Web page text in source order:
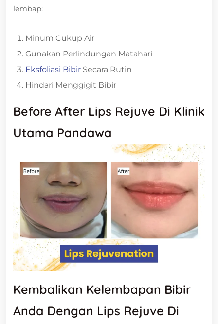
lembap:
Minum Cukup Air
Gunakan Perlindungan Matahari
Eksfoliasi Bibir Secara Rutin
Hindari Menggigit Bibir
Before After Lips Rejuve Di Klinik
Utama Pandawa
Kembalikan Kelembapan Bibir
Anda Dengan Lips Rejuve Di